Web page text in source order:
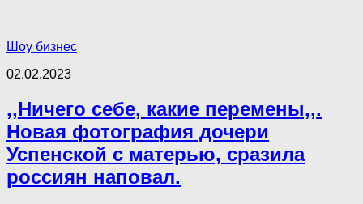
Шоу бизнес
02.02.2023
,,Ничего себе, какие перемены,,.
Новая фотография дочери
Успенской с матерью, сразила
россиян наповал.